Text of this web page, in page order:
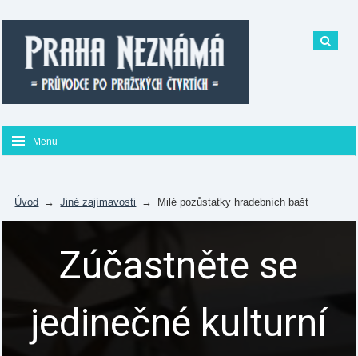
Menu
Úvod → Jiné zajímavosti → Milé pozůstatky hradebních bašt
Zúčastněte se
jedinečné kulturní